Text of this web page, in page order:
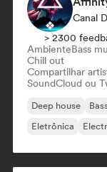
Canal
> 2300
AmbienteBass
Chill out
Compartilhar
SoundCloud ou
Deep house
Eletrônica